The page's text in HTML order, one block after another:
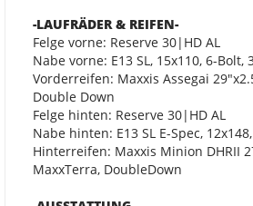
-LAUFRÄDER & REIFEN-
Felge vorne: Reserve 30|HD AL
Nabe vorne: E13 SL, 15x110, 6-Bolt,
Vorderreifen: Maxxis Assegai
Double Down
Felge hinten: Reserve 30|HD AL
Nabe hinten: E13 SL E-Spec,
Hinterreifen: Maxxis Minion DHRII
MaxxTerra, DoubleDown